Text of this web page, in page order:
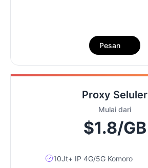
Pesan
Proxy Seluler
Mulai dari
$1.8/GB
10Jt+ IP 4G/5G Komoro